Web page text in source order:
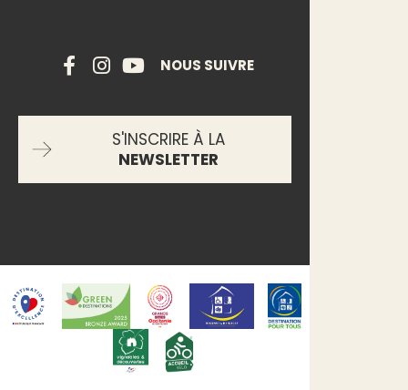
NOUS SUIVRE
S'INSCRIRE À LA
NEWSLETTER